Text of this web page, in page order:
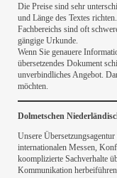
Die Preise sind sehr
und Länge des Textes
Fachbereichs sind oft
gängige Urkunde.
Wenn Sie genauere
übersetzendes Dokument
unverbindliches Angebot.
möchten.
Dolmetschen
Unsere
internationalen Messen,
koomplizierte Sachverhalte
Kommunikation